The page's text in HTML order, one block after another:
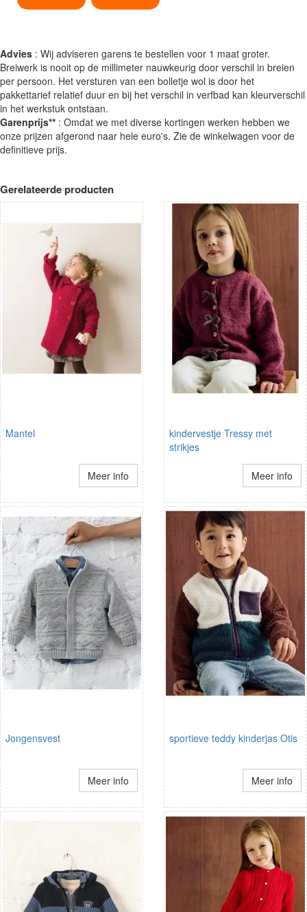
Advies : Wij adviseren garens te bestellen voor 1 maat groter.
Breiwerk is nooit op de millimeter nauwkeurig door verschil in breien
per persoon. Het versturen van een bolletje wol is door het
pakkettarief relatief duur en bij het verschil in verfbad kan kleurverschil
in het werkstuk ontstaan.
Garenprijs** : Omdat we met diverse kortingen werken hebben we
onze prijzen afgerond naar hele euro's. Zie de winkelwagen voor de
definitieve prijs.
Gerelateerde producten
Mantel
Meer info
kindervestje Tressy met
strikjes
Meer info
Jongensvest
Meer info
sportieve teddy kinderjas Otis
Meer info